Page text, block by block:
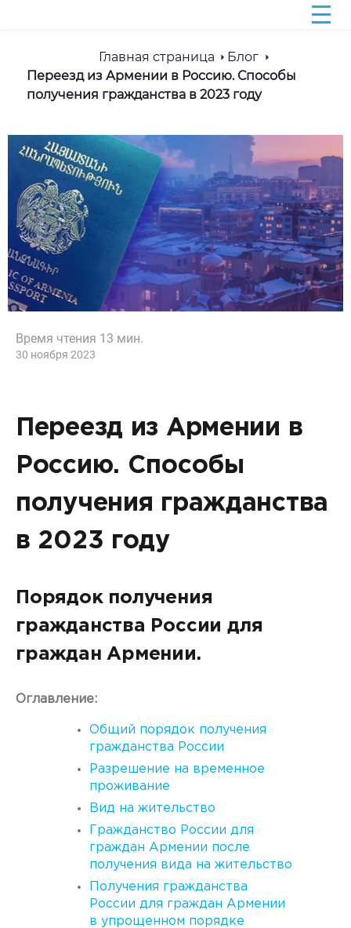
Главная страница
Блог
Переезд из Армении в Россию. Способы
получения гражданства в 2023 году
Время чтения 13 мин.
30 ноября 2023
Переезд из Армении в
Россию. Способы
получения гражданства
в 2023 году
Порядок получения
гражданства России для
граждан Армении.
Оглавление:
Общий порядок получения
гражданства России
Разрешение на временное
проживание
Вид на жительство
Гражданство России для
граждан Армении после
получения вида на жительство
Получения гражданства
России для граждан Армении
в упрощенном порядке